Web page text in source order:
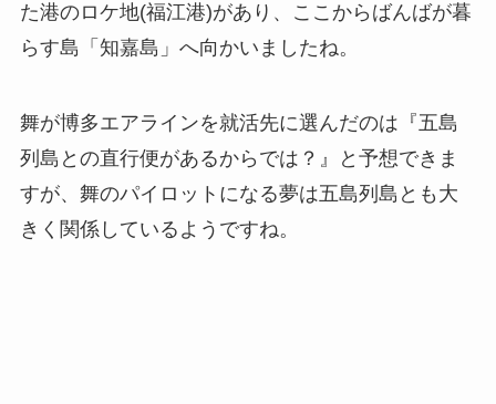
た港のロケ地(福江港)があり、ここからばんばが暮
らす島「知嘉島」へ向かいましたね。
舞が博多エアラインを就活先に選んだのは『五島
列島との直行便があるからでは？』と予想できま
すが、舞のパイロットになる夢は五島列島とも大
きく関係しているようですね。